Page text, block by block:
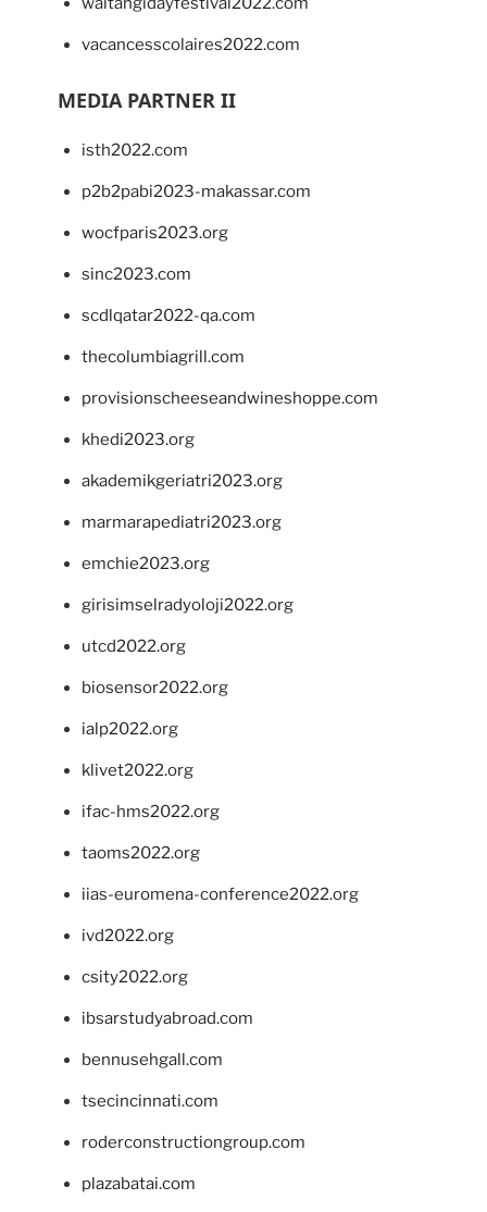
vacancesscolaires2022.com
MEDIA PARTNER II
isth2022.com
p2b2pabi2023-makassar.com
wocfparis2023.org
sinc2023.com
scdlqatar2022-qa.com
thecolumbiagrill.com
provisionscheeseandwineshoppe.com
khedi2023.org
akademikgeriatri2023.org
marmarapediatri2023.org
emchie2023.org
girisimselradyoloji2022.org
utcd2022.org
biosensor2022.org
ialp2022.org
klivet2022.org
ifac-hms2022.org
taoms2022.org
iias-euromena-conference2022.org
ivd2022.org
csity2022.org
ibsarstudyabroad.com
bennusehgall.com
tsecincinnati.com
roderconstructiongroup.com
plazabatai.com